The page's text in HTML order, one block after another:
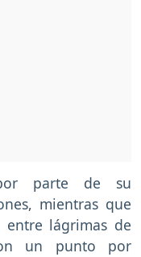
parte de su
mientras que
lágrimas de
un punto por